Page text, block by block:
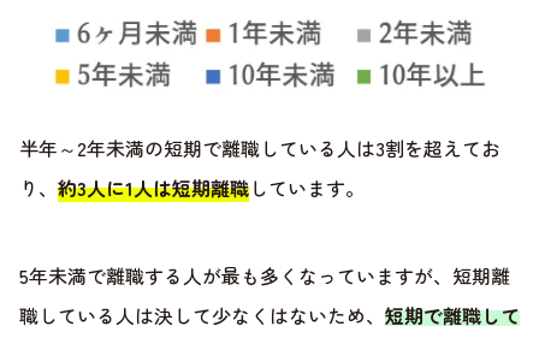
半年～2年未満の短期で離職している人は3割を超えてお
り、 約3人に1人は短期離職しています。
5年未満で離職する人が最も多くなっていますが、短期離
職している人は決して少なくはないため、 短期で離職して